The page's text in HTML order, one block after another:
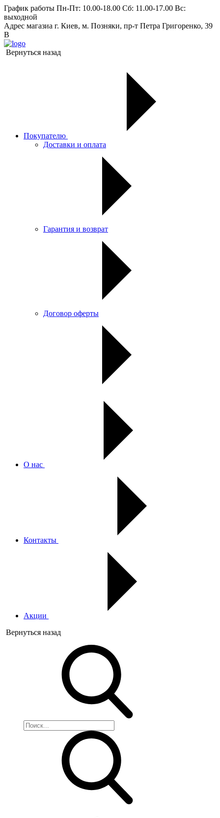
График работы Пн-Пт: 10.00-18.00 Сб: 11.00-17.00 Вс:
выходной
Адрес магазиа г. Киев, м. Позняки, пр-т Петра Григоренко, 39
В
Вернуться назад
Покупателю
Доставки и оплата
Гарантия и возврат
Договор оферты
О нас
Контакты
Акции
Вернуться назад